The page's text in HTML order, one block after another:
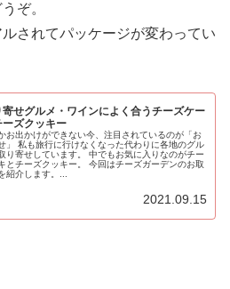
ぞ。
されてパッケージが変わってい
寄せグルメ・ワインによく合うチーズケー
ーズクッキー
お出かけができない今、注目されているのが「お
」 私も旅行に行けなくなった代わりに各地のグル
り寄せしています。 中でもお気に入りなのがチー
とチーズクッキー。 今回はチーズガーデンのお取
紹介します。...
2021.09.15